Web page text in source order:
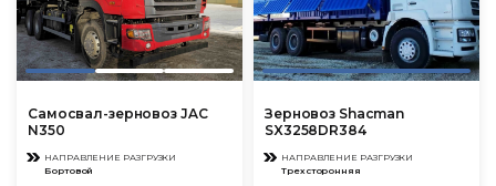
Самосвал-зерновоз JAC
N350
НАПРАВЛЕНИЕ РАЗГРУЗКИ
Бортовой
Зерновоз Shacman
SX3258DR384
НАПРАВЛЕНИЕ РАЗГРУЗКИ
Трехсторонняя